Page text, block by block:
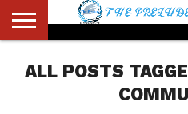
US
ACCOUNT
AUTHORS
LIST
FULL-
WIDTH
HOME
LATEST
NEWS
LOGIN
LOGOUT
MEMBERS
PASSWORD
RESET
REGISTER
SAMPLE
PAGE
TYPOGRAPHY
USER
ALL POSTS